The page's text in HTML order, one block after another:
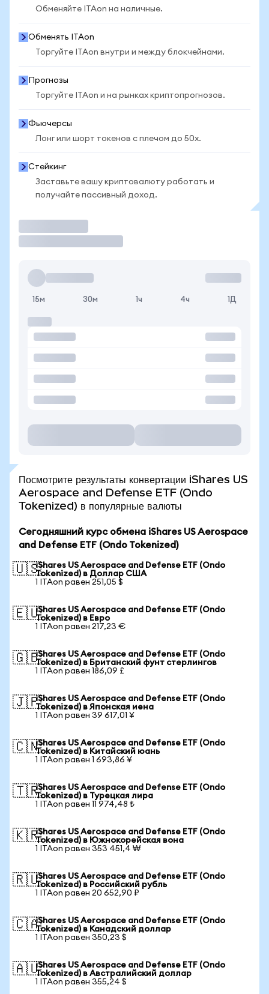
Обменяйте ITAon на наличные.
Обменять ITAon
Торгуйте ITAon внутри и между блокчейнами.
Прогнозы
Торгуйте ITAon и на рынках криптопрогнозов.
Фьючерсы
Лонг или шорт токенов с плечом до 50x.
Стейкинг
Заставьте вашу криптовалюту работать и
получайте пассивный доход.
15м 30м 1ч 4ч 1Д
Посмотрите результаты конвертации iShares US
Aerospace and Defense ETF (Ondo
Tokenized) в популярные валюты
Сегодняшний курс обмена iShares US Aerospace
and Defense ETF (Ondo Tokenized)
🇺🇸iShares US Aerospace and Defense ETF (Ondo
Tokenized) в Доллар США
1 ITAon равен 251,05 $
🇪🇺iShares US Aerospace and Defense ETF (Ondo
Tokenized) в Евро
1 ITAon равен 217,23 €
🇬🇧iShares US Aerospace and Defense ETF (Ondo
Tokenized) в Британский фунт стерлингов
1 ITAon равен 186,09 £
🇯🇵iShares US Aerospace and Defense ETF (Ondo
Tokenized) в Японская иена
1 ITAon равен 39 617,01 ¥
🇨🇳iShares US Aerospace and Defense ETF (Ondo
Tokenized) в Китайский юань
1 ITAon равен 1 693,86 ¥
🇹🇷iShares US Aerospace and Defense ETF (Ondo
Tokenized) в Турецкая лира
1 ITAon равен 11 974,48 ₺
🇰🇷iShares US Aerospace and Defense ETF (Ondo
Tokenized) в Южнокорейская вона
1 ITAon равен 353 451,4 ₩
🇷🇺iShares US Aerospace and Defense ETF (Ondo
Tokenized) в Российский рубль
1 ITAon равен 20 652,90 ₽
🇨🇦iShares US Aerospace and Defense ETF (Ondo
Tokenized) в Канадский доллар
1 ITAon равен 350,23 $
🇦🇺iShares US Aerospace and Defense ETF (Ondo
Tokenized) в Австралийский доллар
1 ITAon равен 355,24 $